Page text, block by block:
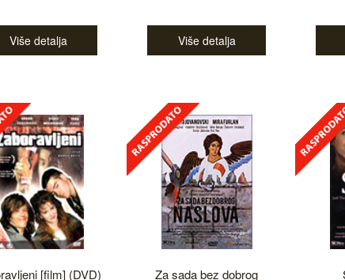
Više detalja Više detalja
[film] (DVD) Za sada bez dobrog